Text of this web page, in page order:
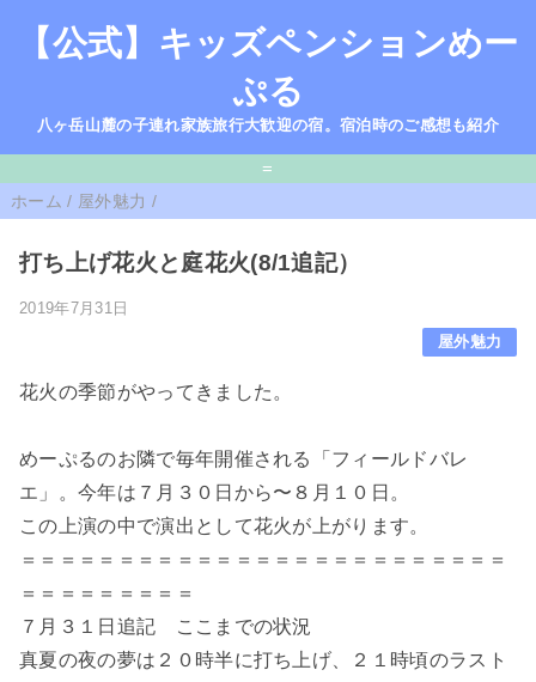
【公式】キッズペンションめー
ぷる
八ヶ岳山麓の子連れ家族旅行大歓迎の宿。宿泊時のご感想も紹介
=
ホーム / 屋外魅力 /
打ち上げ花火と庭花火(8/1追記）
2019年7月31日
屋外魅力
花火の季節がやってきました。
めーぷるのお隣で毎年開催される「フィールドバレ
エ」。今年は７月３０日から〜８月１０日。
この上演の中で演出として花火が上がります。
＝＝＝＝＝＝＝＝＝＝＝＝＝＝＝＝＝＝＝＝＝＝＝＝＝
＝＝＝＝＝＝＝＝＝
７月３１日追記 ここまでの状況
真夏の夜の夢は２０時半に打ち上げ、２１時頃のラスト